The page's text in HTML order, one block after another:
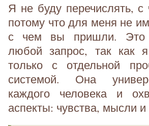
Я не буду перечислять,
потому что для меня не
с чем вы пришли. Это
любой запрос, так как
только с отдельной
системой. Она
каждого человека и
аспекты: чувства, мысли